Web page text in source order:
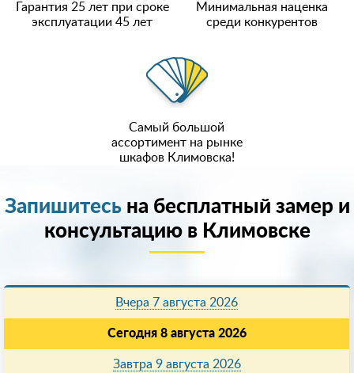
Гарантия 25 лет при сроке
эксплуатации 45 лет
Минимальная наценка
среди конкурентов
Самый большой
ассортимент на рынке
шкафов Климовска!
Запишитесьна бесплатный замер и
консультацию в Климовске
Вчера 7 августа 2026
Сегодня 8 августа 2026
Завтра 9 августа 2026